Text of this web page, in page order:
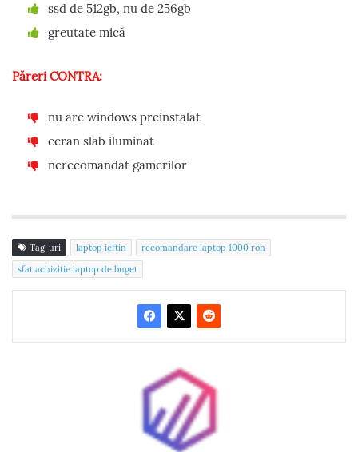
ssd de 512gb, nu de 256gb
greutate mică
Păreri CONTRA:
nu are windows preinstalat
ecran slab iluminat
nerecomandat gamerilor
Tag-uri laptop ieftin
recomandare laptop 1000 ron
sfat achizitie laptop de buget